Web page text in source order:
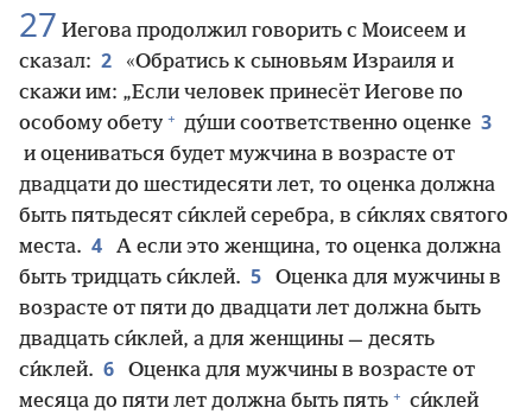
27 Иегова продолжил говорить с Моисеем и
сказал: 2
«Обратись к сыновьям Израиля и
скажи им: „Если человек принесёт Иегове по
особому обету + ду́ши соответственно оценке 3
и оцениваться будет мужчина в возрасте от
двадцати до шестидесяти лет, то оценка должна
быть пятьдесят си́клей серебра, в си́клях святого
места. 4
А если это женщина, то оценка должна
быть тридцать си́клей. 5
Оценка для мужчины в
возрасте от пяти до двадцати лет должна быть
двадцать си́клей, а для женщины — десять
си́клей. 6
Оценка для мужчины в возрасте от
месяца до пяти лет должна быть пять + си́клей